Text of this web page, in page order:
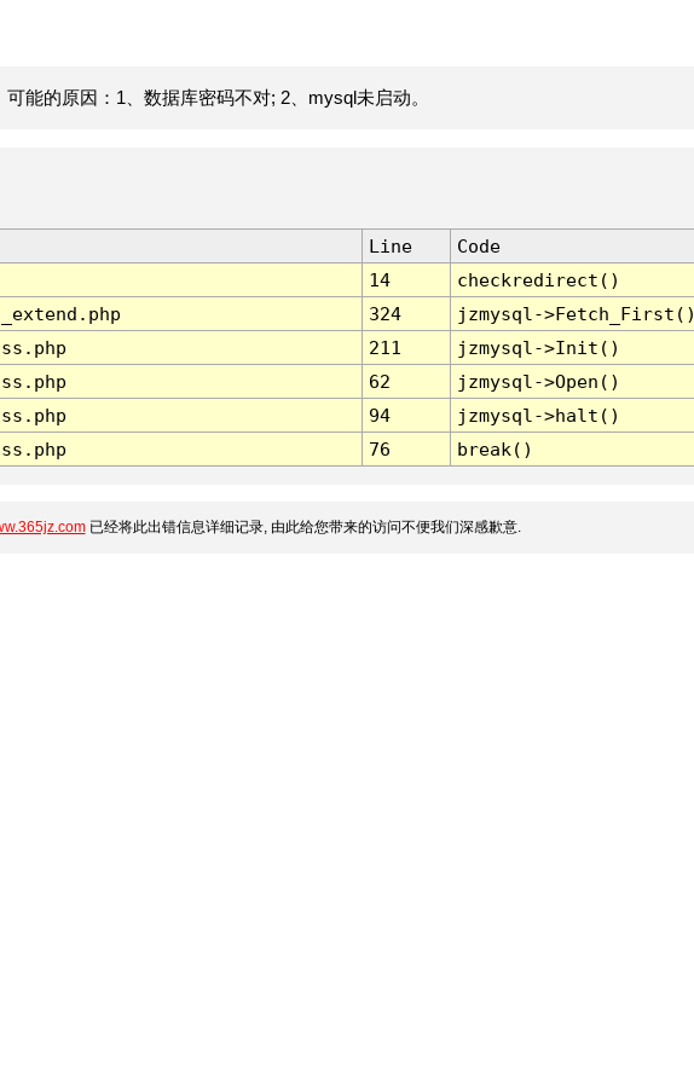
能的原因：1、数据库密码不对; 2、mysql未启动。
Line
Code
14
checkredirect()
324
jzmysql-
211
jzmysql->Init()
62
jzmysql->Open()
94
jzmysql->halt()
76 break()
已经将此出错信息详细记录, 由此给您带来的访问不便我们深感歉意.